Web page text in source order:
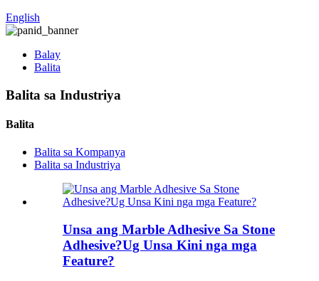
English
Balay
Balita
Balita sa Industriya
Balita
Balita sa Kompanya
Balita sa Industriya
Unsa ang Marble Adhesive Sa Stone
Adhesive?Ug Unsa Kini nga mga
Feature?